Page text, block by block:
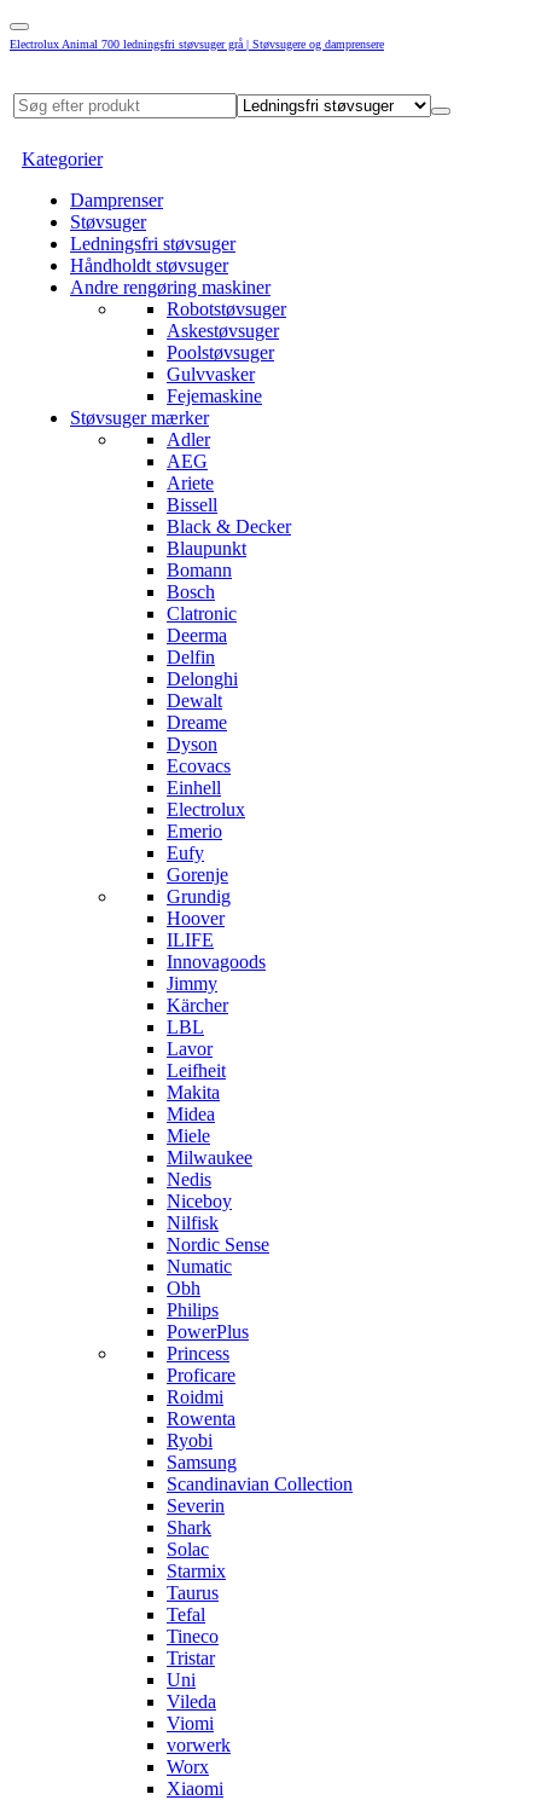
Electrolux Animal 700 ledningsfri støvsuger grå | Støvsugere og damprensere
Kategorier
Damprenser
Støvsuger
Ledningsfri støvsuger
Håndholdt støvsuger
Andre rengøring maskiner
Robotstøvsuger
Askestøvsuger
Poolstøvsuger
Gulvvasker
Fejemaskine
Støvsuger mærker
Adler
AEG
Ariete
Bissell
Black & Decker
Blaupunkt
Bomann
Bosch
Clatronic
Deerma
Delfin
Delonghi
Dewalt
Dreame
Dyson
Ecovacs
Einhell
Electrolux
Emerio
Eufy
Gorenje
Grundig
Hoover
ILIFE
Innovagoods
Jimmy
Kärcher
LBL
Lavor
Leifheit
Makita
Midea
Miele
Milwaukee
Nedis
Niceboy
Nilfisk
Nordic Sense
Numatic
Obh
Philips
PowerPlus
Princess
Proficare
Roidmi
Rowenta
Ryobi
Samsung
Scandinavian Collection
Severin
Shark
Solac
Starmix
Taurus
Tefal
Tineco
Tristar
Uni
Vileda
Viomi
vorwerk
Worx
Xiaomi